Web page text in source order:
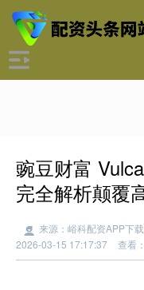
豌豆财富
完全解析颠覆
来源：峪科配资APP下载
2026-03-15 17:17:37
查看